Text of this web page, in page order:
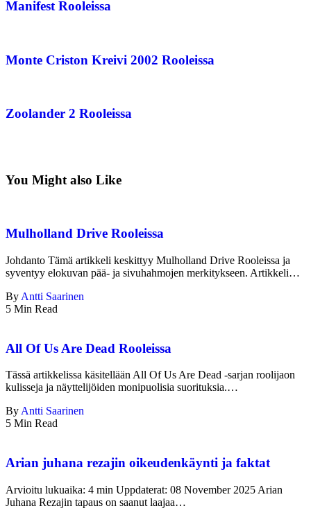
Manifest Rooleissa
Monte Criston Kreivi 2002 Rooleissa
Zoolander 2 Rooleissa
You Might also Like
Mulholland Drive Rooleissa
Johdanto Tämä artikkeli keskittyy Mulholland Drive Rooleissa ja
syventyy elokuvan pää- ja sivuhahmojen merkitykseen. Artikkeli…
By Antti Saarinen
5 Min Read
All Of Us Are Dead Rooleissa
Tässä artikkelissa käsitellään All Of Us Are Dead -sarjan roolijaon
kulisseja ja näyttelijöiden monipuolisia suorituksia.…
By Antti Saarinen
5 Min Read
Arian juhana rezajin oikeudenkäynti ja faktat
Arvioitu lukuaika: 4 min Uppdaterat: 08 November 2025 Arian
Juhana Rezajin tapaus on saanut laajaa…